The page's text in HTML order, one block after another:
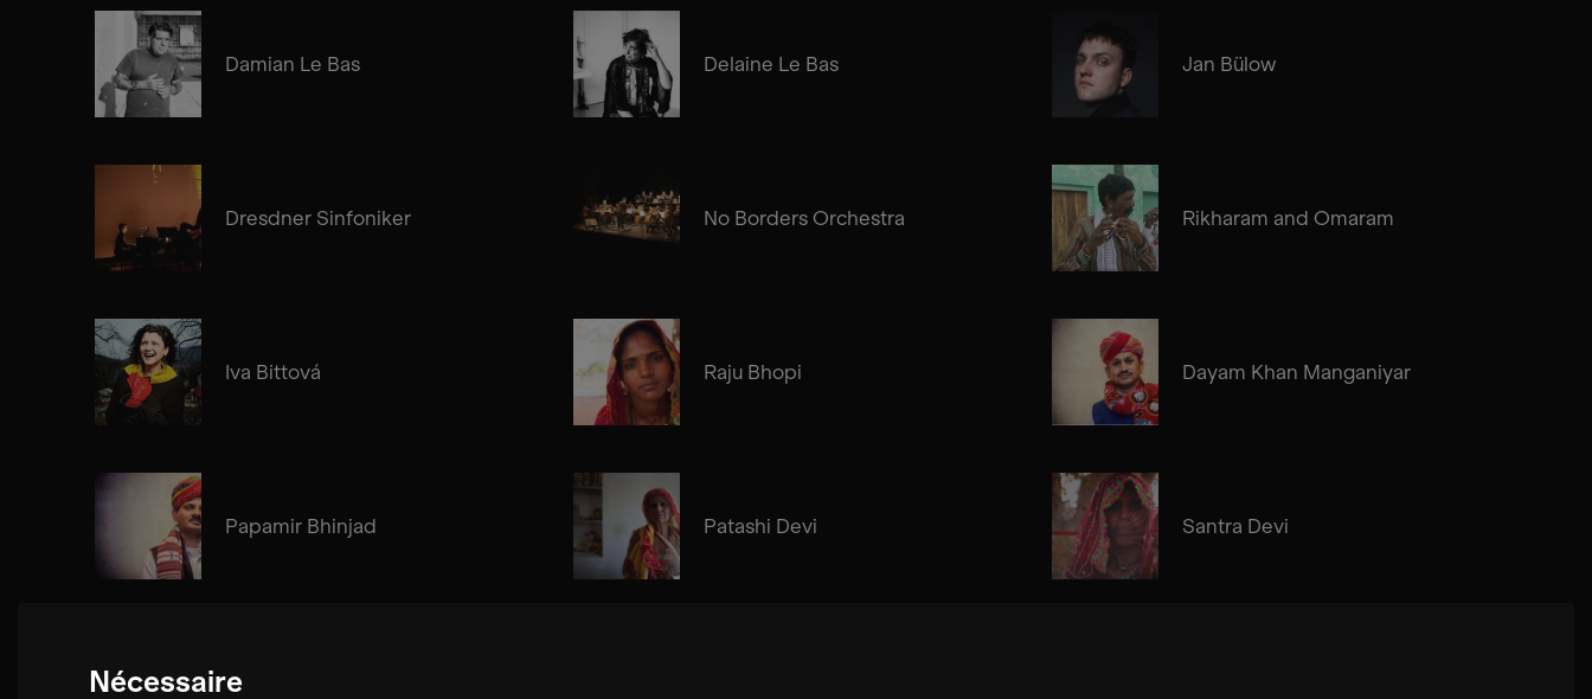
Nécessaire
Damian Le Bas Delaine Le Bas Jan Bülow
Dresdner Sinfoniker No Borders Orchestra Rikharam and Omaram
Iva Bittová Raju Bhopi Dayam Khan Manganiyar
Papamir Bhinjad Patashi Devi Santra Devi
Cosima Gerhardt